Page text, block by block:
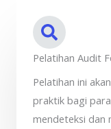
Pelatihan Audit
Pelatihan ini
praktik bagi
mendeteksi dan